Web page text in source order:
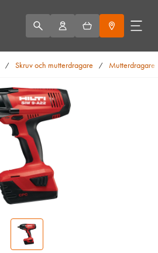
/ Skruv och mutterdragare / Mutterdragare